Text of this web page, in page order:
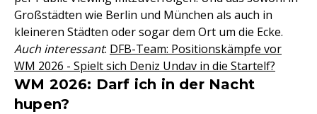
Großstädten wie Berlin und München als auch in
kleineren Städten oder sogar dem Ort um die Ecke.
Auch interessant: DFB-Team: Positionskämpfe vor
WM 2026 - Spielt sich Deniz Undav in die Startelf?
WM 2026: Darf ich in der Nacht
hupen?